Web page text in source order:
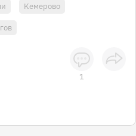
Кемерово
1